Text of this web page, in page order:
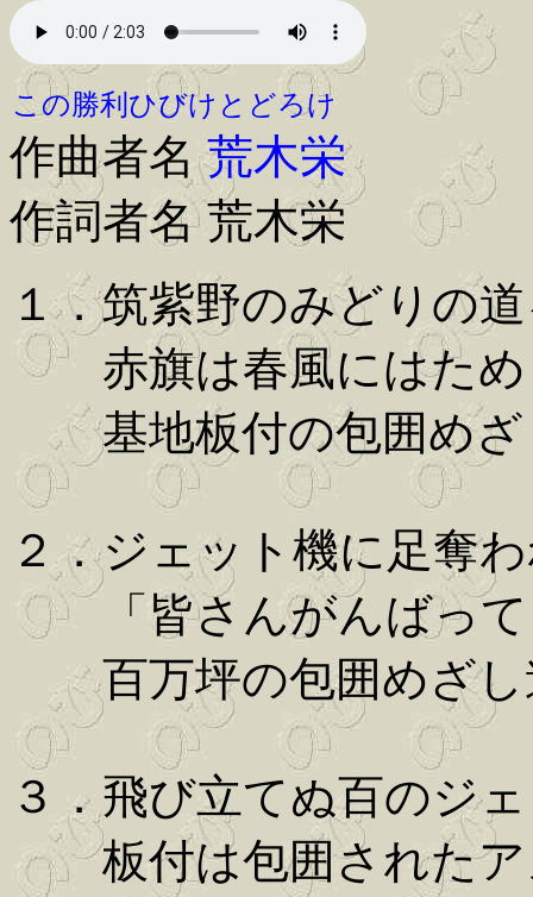
この勝利ひびけとどろけ
作曲者名荒木栄
作詞者名 荒木栄
１．筑紫野のみどりの
赤旗は春風にはため
基地板付の包囲めざ
２．ジェット機に足奪
「皆さんがんばって
百万坪の包囲めざし
３．飛び立てぬ百のジ
板付は包囲されたア